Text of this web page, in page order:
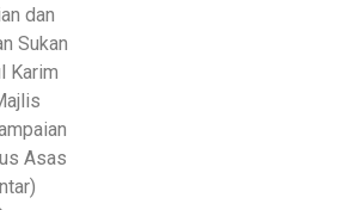
dan
Sukan
Karim
Asas